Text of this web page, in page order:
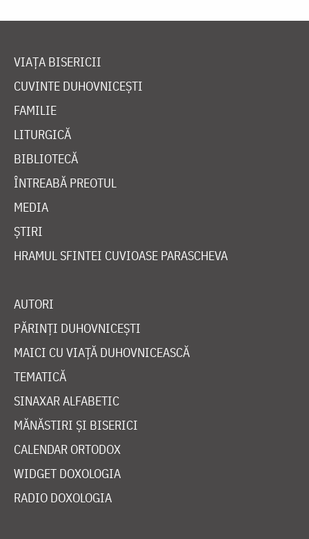
VIAȚA BISERICII
CUVINTE DUHOVNICEȘTI
FAMILIE
LITURGICĂ
BIBLIOTECĂ
ÎNTREABĂ PREOTUL
MEDIA
ȘTIRI
HRAMUL SFINTEI CUVIOASE PARASCHEVA
AUTORI
PĂRINȚI DUHOVNICEȘTI
MAICI CU VIAȚĂ DUHOVNICEASCĂ
TEMATICĂ
SINAXAR ALFABETIC
MĂNĂSTIRI ȘI BISERICI
CALENDAR ORTODOX
WIDGET DOXOLOGIA
RADIO DOXOLOGIA